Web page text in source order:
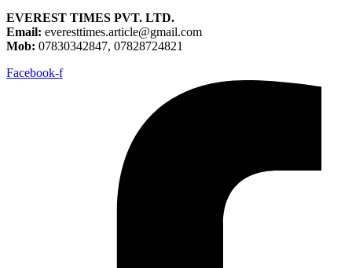
EVEREST TIMES PVT. LTD.
Email: everesttimes.article@gmail.com
Mob: 07830342847, 07828724821
Facebook-f